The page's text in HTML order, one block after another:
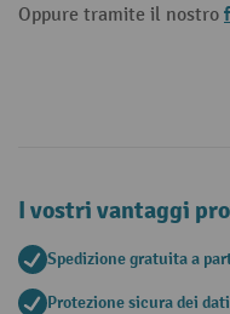
Oppure tramite il nostro
I vostri vantaggi
Spedizione gratuita a
Protezione sicura dei dati